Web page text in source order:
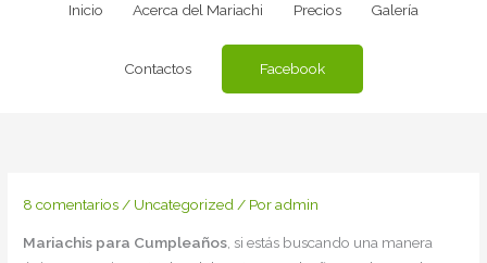
Inicio Acerca del Mariachi Precios Galería
Contactos Facebook
8 comentarios/ Uncategorized/ Poradmin
Mariachis para Cumpleaños , si estás buscando una manera